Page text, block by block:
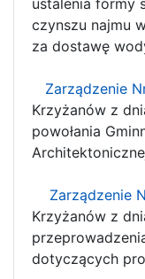
czynszu najmu
za dostawę
Zarządzenie
Krzyżanów z
powołania
Zarządzenie
Krzyżanów z
dotyczących